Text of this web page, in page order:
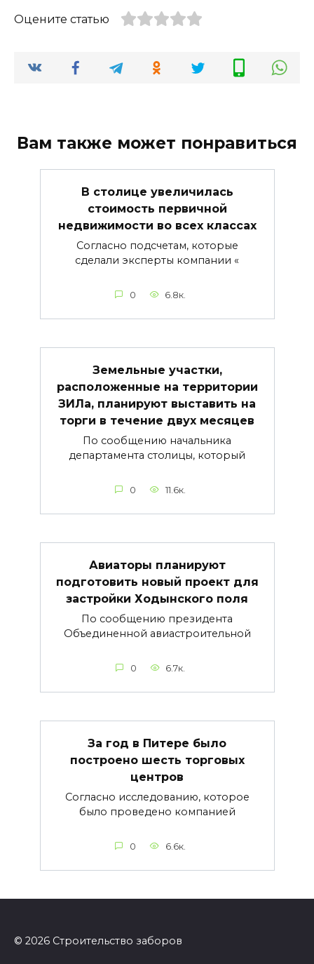
Оцените статью
Вам также может понравиться
В столице увеличилась
стоимость первичной
недвижимости во всех классах
Согласно подсчетам, которые
сделали эксперты компании «
0 6.8к.
Земельные участки,
расположенные на территории
ЗИЛа, планируют выставить на
торги в течение двух месяцев
По сообщению начальника
департамента столицы, который
0 11.6к.
Авиаторы планируют
подготовить новый проект для
застройки Ходынского поля
По сообщению президента
Объединенной авиастроительной
0 6.7к.
За год в Питере было
построено шесть торговых
центров
Согласно исследованию, которое
было проведено компанией
0 6.6к.
© 2026 Строительство заборов